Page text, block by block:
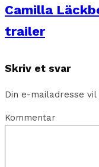
Camilla
trailer
Skriv et svar
Din e-mailadresse
Kommentar